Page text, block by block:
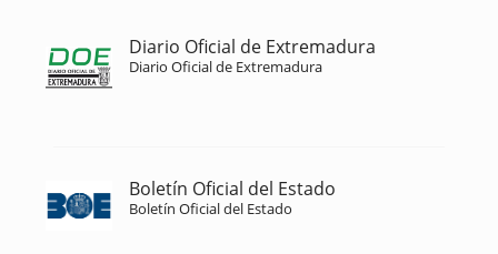
Diario Oficial de Extremadura
Diario Oficial de Extremadura
Boletín Oficial del Estado
Boletín Oficial del Estado